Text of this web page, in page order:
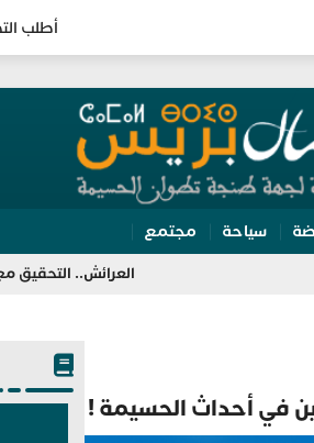
أطلب
سياحة مجتمع
العرائش.. التحقيق مع مرشحة
في أحداث الحسيمة !